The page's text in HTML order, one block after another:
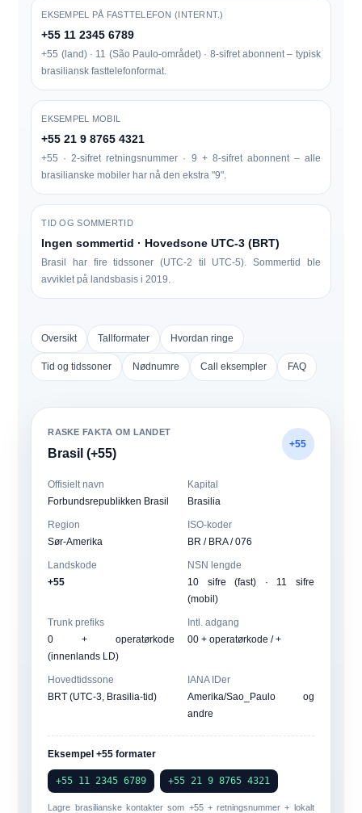
EKSEMPEL PÅ FASTTELEFON (INTERNT.)
+55 11 2345 6789
+55 (land) · 11 (São Paulo-området) · 8-sifret abonnent – ​​typisk
brasiliansk fasttelefonformat.
EKSEMPEL MOBIL
+55 21 9 8765 4321
+55 · 2-sifret retningsnummer · 9 + 8-sifret abonnent – ​​alle
brasilianske mobiler har nå den ekstra "9".
TID OG SOMMERTID
Ingen sommertid · Hovedsone UTC-3 (BRT)
Brasil har fire tidssoner (UTC-2 til UTC-5). Sommertid ble
avviklet på landsbasis i 2019.
Oversikt Tallformater Hvordan ringe
Tid og tidssoner Nødnumre Call eksempler FAQ
RASKE FAKTA OM LANDET
Brasil (+55)
+55
Offisielt navn
Forbundsrepublikken Brasil
Kapital
Brasilia
Region
Sør-Amerika
ISO-koder
BR / BRA / 076
Landskode
+55
NSN lengde
10 sifre (fast) · 11 sifre
(mobil)
Trunk prefiks
0 + operatørkode
(innenlands LD)
Intl. adgang
00 + operatørkode / +
Hovedtidssone
BRT (UTC-3, Brasilia-tid)
IANA IDer
Amerika/Sao_Paulo og
andre
Eksempel +55 formater
+55 11 2345 6789 +55 21 9 8765 4321
Lagre brasilianske kontakter som +55 + retningsnummer + lokalt